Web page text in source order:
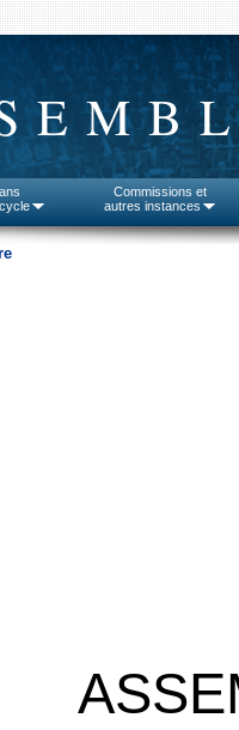
Commissions et
autres instances